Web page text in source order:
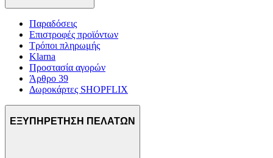
Παραδόσεις
Επιστροφές προϊόντων
Τρόποι πληρωμής
Klarna
Προστασία αγορών
Άρθρο 39
Δωροκάρτες SHOPFLIX
ΕΞΥΠΗΡΕΤΗΣΗ ΠΕΛΑΤΩΝ